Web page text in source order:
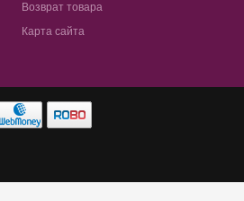
Возврат товара
Карта сайта